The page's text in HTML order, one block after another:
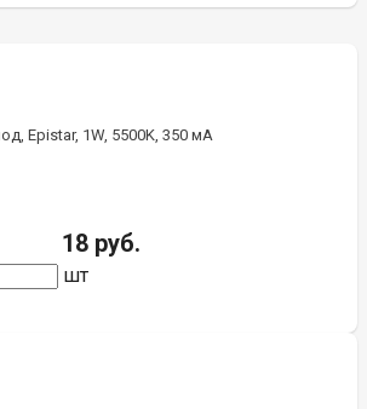
Epistar, 1W, 5500K, 350 мА
18 руб.
шт